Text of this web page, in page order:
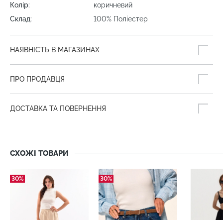
Колір:
коричневий
Склад:
100% Поліестер
НАЯВНІСТЬ В МАГАЗИНАХ
ПРО ПРОДАВЦЯ
ДОСТАВКА ТА ПОВЕРНЕННЯ
СХОЖІ ТОВАРИ
30% 30%